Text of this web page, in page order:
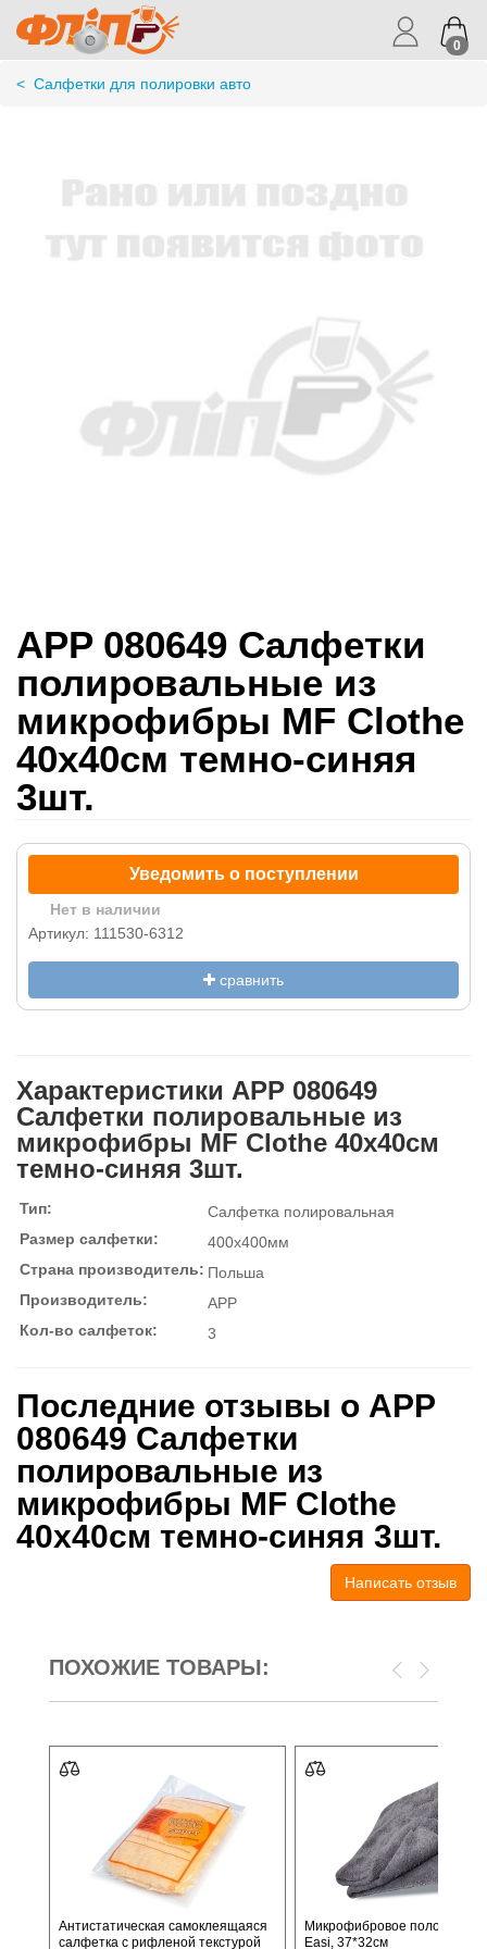
0
< Салфетки для полировки авто
APP 080649 Салфетки
полировальные из
микрофибры MF Clothe
40x40см темно-синяя
3шт.
Уведомить о поступлении
Нет в наличии
Артикул: 111530-6312
сравнить
Характеристики APP 080649
Салфетки полировальные из
микрофибры MF Clothe 40x40см
темно-синяя 3шт.
Тип:
Салфетка полировальная
Размер салфетки:
400x400мм
Страна производитель: Польша
Производитель:
APP
Кол-во салфеток:
3
Последние отзывы о APP
080649 Салфетки
полировальные из
микрофибры MF Clothe
40x40см темно-синяя 3шт.
Написать отзыв
ПОХОЖИЕ ТОВАРЫ:
Антистатическая самоклеящаяся
салфетка с рифленой текстурой
Микрофибровое полотенце
Easi, 37*32см